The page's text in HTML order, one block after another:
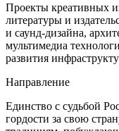
Проекты креативных
литературы и
и саунд-дизайна,
мультимедиа
развития
Направление
Единство с судьбой
гордости за свою